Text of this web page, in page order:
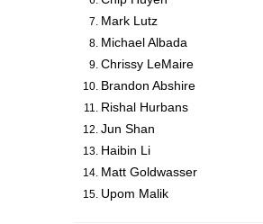
Mark Lutz
Michael Albada
Chrissy LeMaire
Brandon Abshire
Rishal Hurbans
Jun Shan
Haibin Li
Matt Goldwasser
Upom Malik